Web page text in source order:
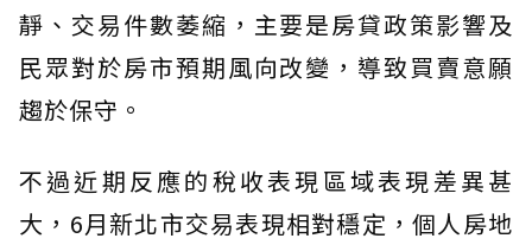
靜、交易件數萎縮，主要是房貸政策影響及
民眾對於房市預期風向改變，導致買賣意願
趨於保守。
不過近期反應的稅收表現區域表現差異甚
大，6月新北市交易表現相對穩定，個人房地